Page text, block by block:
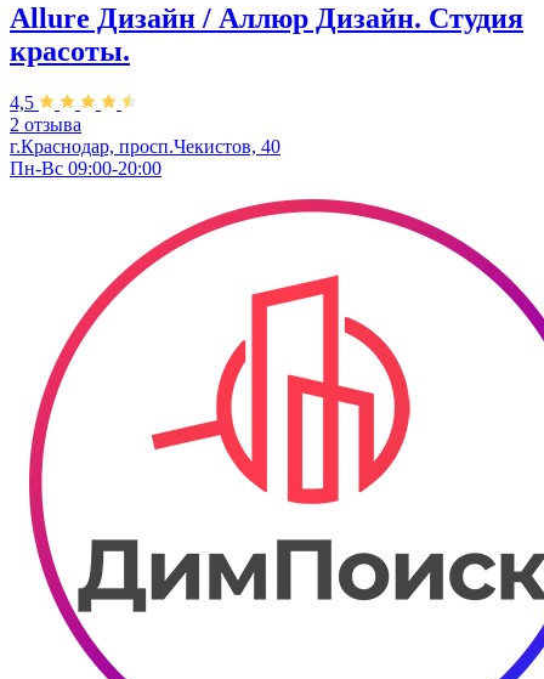
Allure Дизайн / Аллюр Дизайн. Студия
красоты.
4,5
2 отзыва
г.Краснодар, просп.Чекистов, 40
Пн-Вс 09:00-20:00